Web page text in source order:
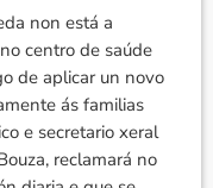
non está a
centro de saúde
de aplicar un novo
ás familias
e secretario xeral
reclamará no